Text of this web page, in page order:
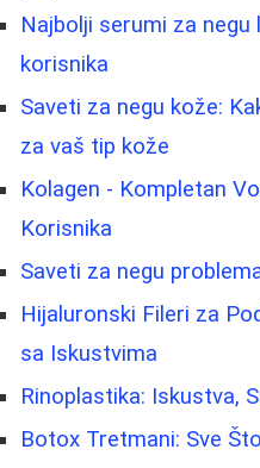
Najbolji serumi za
korisnika
Saveti za negu kože:
za vaš tip kože
Kolagen - Kompletan
Korisnika
Saveti za negu
Hijaluronski Fileri za
sa Iskustvima
Rinoplastika: Iskustva,
Botox Tretmani: Sve